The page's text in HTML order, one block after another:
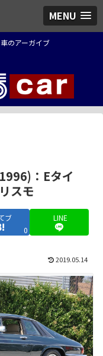
MENU
のアーガイブ
：Eタイ
スモ
ブ
0
LINE
2019.05.14